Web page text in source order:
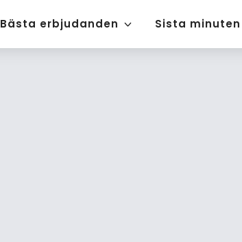
Bästa erbjudanden Sista minuten